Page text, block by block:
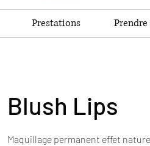
Prestations Prendre
Blush Lips
Maquillage permanent effet